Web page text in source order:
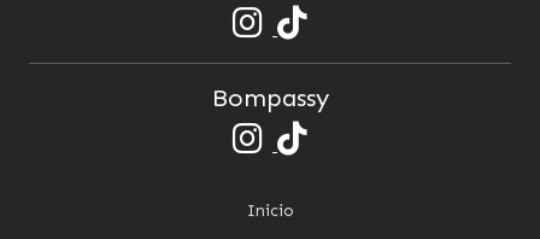
Bompassy
Inicio